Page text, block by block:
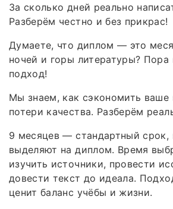
За сколько дней реально
Разберём честно и без прикрас!
Думаете, что диплом — это
ночей и горы литературы? Пора
подход!
Мы знаем, как сэкономить ваше
потери качества. Разберём
9 месяцев — стандартный срок,
выделяют на диплом. Время
изучить источники, провести
довести текст до идеала.
ценит баланс учёбы и жизни.